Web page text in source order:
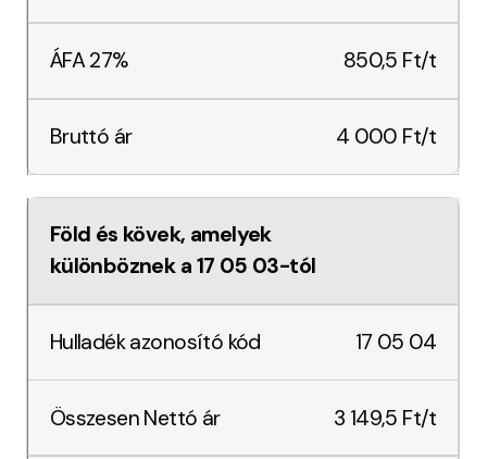
850,5 Ft/t
4 000 Ft/t
Föld és kövek, amelyek
különböznek a 17 05 03-tól
17 05 04
3 149,5 Ft/t